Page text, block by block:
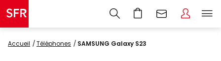
Accueil Téléphones SAMSUNG Galaxy S23